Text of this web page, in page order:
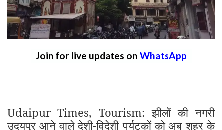
Join for live updates on WhatsApp
Udaipur Times, Tourism: झीलों की नगरी
उदयपुर आने वाले देशी-विदेशी पर्यटकों को अब शहर के